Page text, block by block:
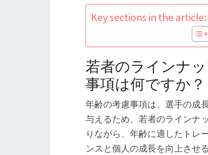
Key sections in the article:
若者のラインナ
事項は何ですか？
年齢の考慮事項は、選手の成
与えるため、若者のラインナ
りながら、年齢に適したトレ
ンスと個人の成長を向上させ